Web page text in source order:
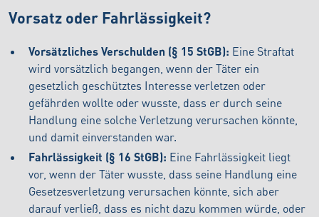
Vorsatz oder Fahrlässigkeit?
Vorsätzliches Verschulden (§ 15 StGB): Eine Straftat
wird vorsätzlich begangen, wenn der Täter ein
gesetzlich geschütztes Interesse verletzen oder
gefährden wollte oder wusste, dass er durch seine
Handlung eine solche Verletzung verursachen könnte,
und damit einverstanden war.
Fahrlässigkeit (§ 16 StGB): Eine Fahrlässigkeit liegt
vor, wenn der Täter wusste, dass seine Handlung eine
Gesetzesverletzung verursachen könnte, sich aber
darauf verließ, dass es nicht dazu kommen würde, oder